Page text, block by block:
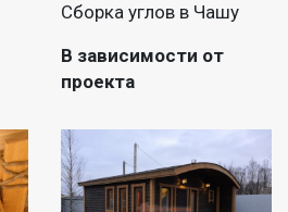
Сборка углов в Чашу
В зависимости от
проекта